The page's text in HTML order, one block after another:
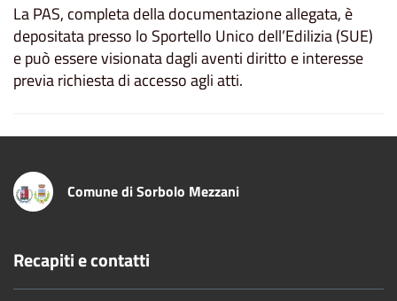
La PAS, completa della documentazione allegata, è
depositata presso lo Sportello Unico dell’Edilizia (SUE)
e può essere visionata dagli aventi diritto e interesse
previa richiesta di accesso agli atti.
Comune di Sorbolo Mezzani
Recapiti e contatti